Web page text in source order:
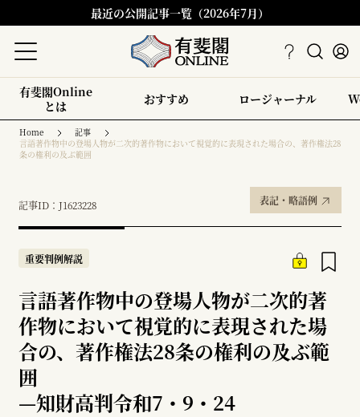
最近の公開記事一覧（2026年7月）
有斐閣Online
とは
おすすめ ロージャーナル
Home
記事
言語著作物中の登場人物が二次的著作物において視覚的に表現された場合の、著作権法28
条の権利の及ぶ範囲
記事ID：J1623228 表記・略語例
重要判例解説
言語著作物中の登場人物が二次的著
作物において視覚的に表現された場
合の、著作権法28条の権利の及ぶ範
囲
—知財高判令和7・9・24